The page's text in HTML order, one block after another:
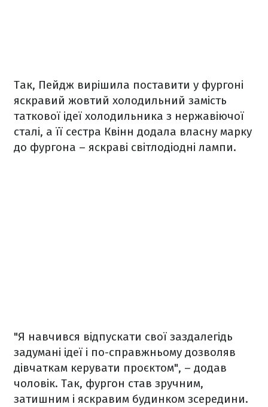
Так, Пейдж вирішила поставити у фургоні
яскравий жовтий холодильний замість
таткової ідеї холодильника з нержавіючої
сталі, а її сестра Квінн додала власну марку
до фургона – яскраві світлодіодні лампи.
"Я навчився відпускати свої заздалегідь
задумані ідеї і по-справжньому дозволяв
дівчаткам керувати проєктом", – додав
чоловік. Так, фургон став зручним,
затишним і яскравим будинком зсередини.